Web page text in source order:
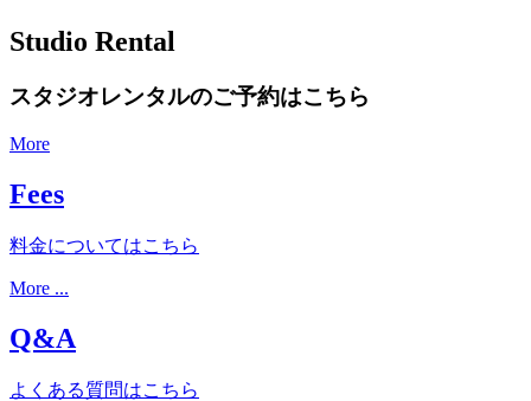
Studio Rental
スタジオレンタルのご予約はこちら
More
Fees
料金についてはこちら
More ...
Q&A
よくある質問はこちら